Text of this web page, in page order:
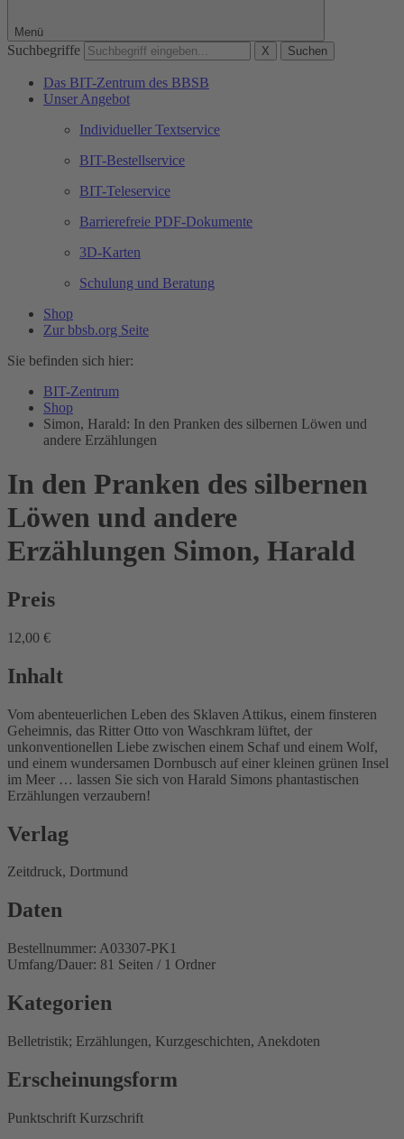
Menü
Suchbegriffe X Suchen
Das BIT-Zentrum des BBSB
Unser Angebot
Individueller Textservice
BIT-Bestellservice
BIT-Teleservice
Barrierefreie PDF-Dokumente
3D-Karten
Schulung und Beratung
Shop
Zur bbsb.org Seite
Sie befinden sich hier:
BIT-Zentrum
Shop
Simon, Harald: In den Pranken des silbernen Löwen und
andere Erzählungen
In den Pranken des silbernen
Löwen und andere
Erzählungen Simon, Harald
Preis
12,00 €
Inhalt
Vom abenteuerlichen Leben des Sklaven Attikus, einem finsteren
Geheimnis, das Ritter Otto von Waschkram lüftet, der
unkonventionellen Liebe zwischen einem Schaf und einem Wolf,
und einem wundersamen Dornbusch auf einer kleinen grünen Insel
im Meer … lassen Sie sich von Harald Simons phantastischen
Erzählungen verzaubern!
Verlag
Zeitdruck, Dortmund
Daten
Bestellnummer: A03307-PK1
Umfang/Dauer: 81 Seiten / 1 Ordner
Kategorien
Belletristik; Erzählungen, Kurzgeschichten, Anekdoten
Erscheinungsform
Punktschrift Kurzschrift